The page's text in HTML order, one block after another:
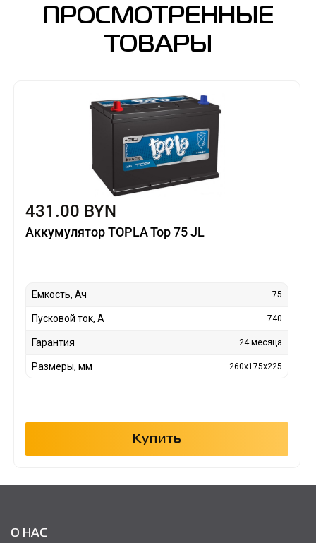
ПРОСМОТРЕННЫЕ
ТОВАРЫ
431.00 BYN
Аккумулятор TOPLA Top 75 JL
Емкость, Ач 75
Пусковой ток, А 740
Гарантия 24 месяца
Размеры, мм 260x175x225
Купить
О НАС